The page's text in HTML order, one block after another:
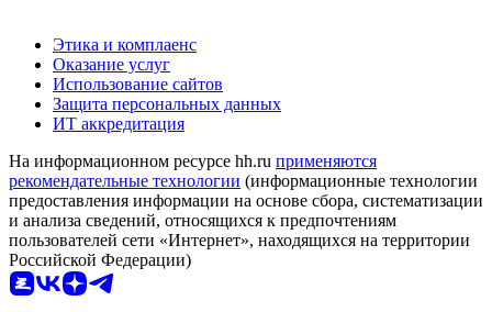
Этика и комплаенс
Оказание услуг
Использование сайтов
Защита персональных данных
ИТ аккредитация
На информационном ресурсе hh.ru применяются
рекомендательные технологии (информационные технологии
предоставления информации на основе сбора, систематизации
и анализа сведений, относящихся к предпочтениям
пользователей сети «Интернет», находящихся на территории
Российской Федерации)